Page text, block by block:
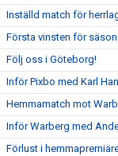
Inställd match för
Första vinsten för
Följ oss i Göteborg!
Inför Pixbo med Karl
Hemmamatch mot
Inför Warberg med
Förlust i